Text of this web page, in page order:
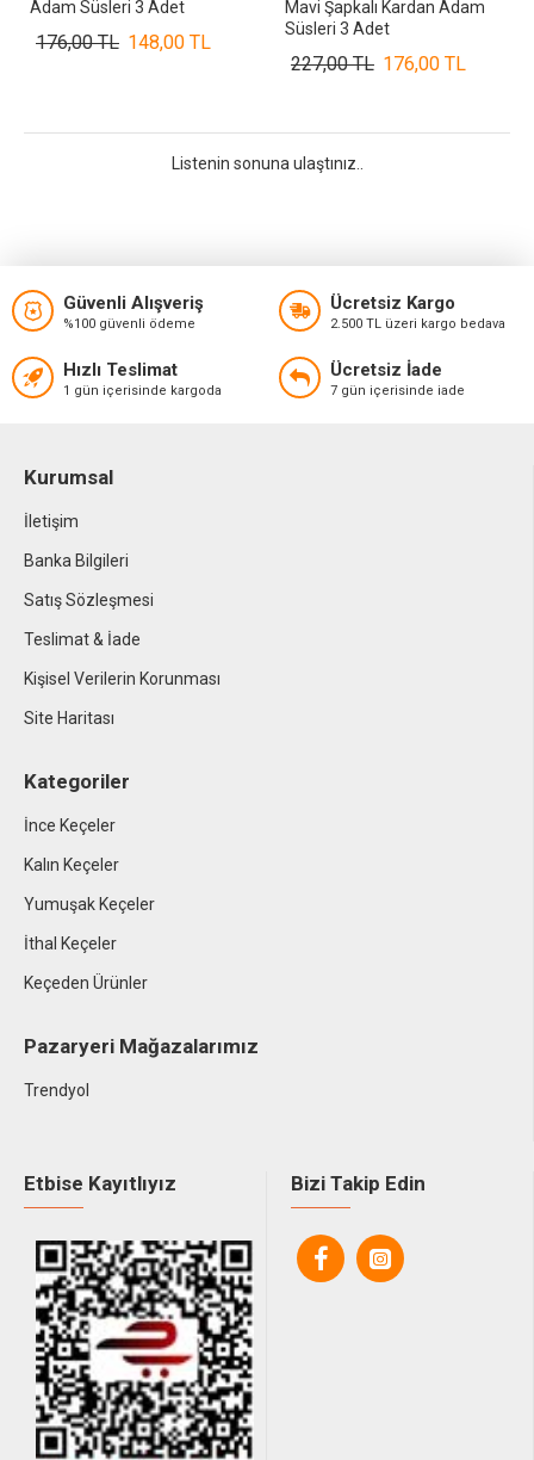
Adam Süsleri 3 Adet
148,00 TL
176,00 TL
Mavi Şapkalı Kardan Adam
Süsleri 3 Adet
176,00 TL
227,00 TL
Listenin sonuna ulaştınız..
Güvenli Alışveriş
%100 güvenli ödeme
Ücretsiz Kargo
2.500 TL üzeri kargo bedava
Hızlı Teslimat
1 gün içerisinde kargoda
Ücretsiz İade
7 gün içerisinde iade
Kurumsal
İletişim
Banka Bilgileri
Satış Sözleşmesi
Teslimat & İade
Kişisel Verilerin Korunması
Site Haritası
Kategoriler
İnce Keçeler
Kalın Keçeler
Yumuşak Keçeler
İthal Keçeler
Keçeden Ürünler
Pazaryeri Mağazalarımız
Trendyol
Etbise Kayıtlıyız Bizi Takip Edin